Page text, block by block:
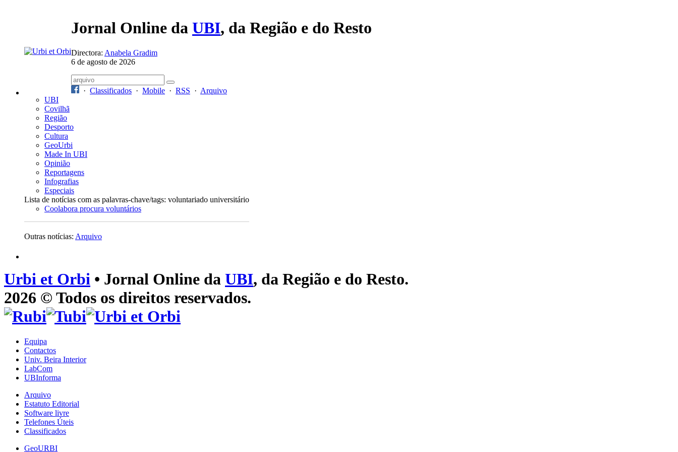
Jornal Online da UBI, da Região e do Resto
Directora: Anabela Gradim
6 de agosto de 2026
· Classificados · Mobile · RSS · Arquivo
UBI
Covilhã
Região
Desporto
Cultura
GeoUrbi
Made In UBI
Opinião
Reportagens
Infografias
Especiais
Lista de notícias com as palavras-chave/tags: voluntariado universitário
Coolabora procura voluntários
Outras notícias: Arquivo
Urbi et Orbi • Jornal Online da UBI, da Região e do Resto.
2026 © Todos os direitos reservados.
Equipa
Contactos
Univ. Beira Interior
LabCom
UBInforma
Arquivo
Estatuto Editorial
Software livre
Telefones Úteis
Classificados
GeoURBI